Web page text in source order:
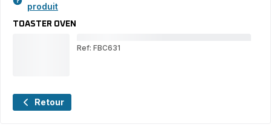
produit
TOASTER OVEN
Ref: FBC631
Retour